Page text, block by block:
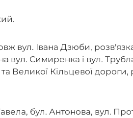
вул. Івана Дзюби,
вул. Симиренка і вул.
Великої Кільцевої дороги,
бул. Антонова, вул.